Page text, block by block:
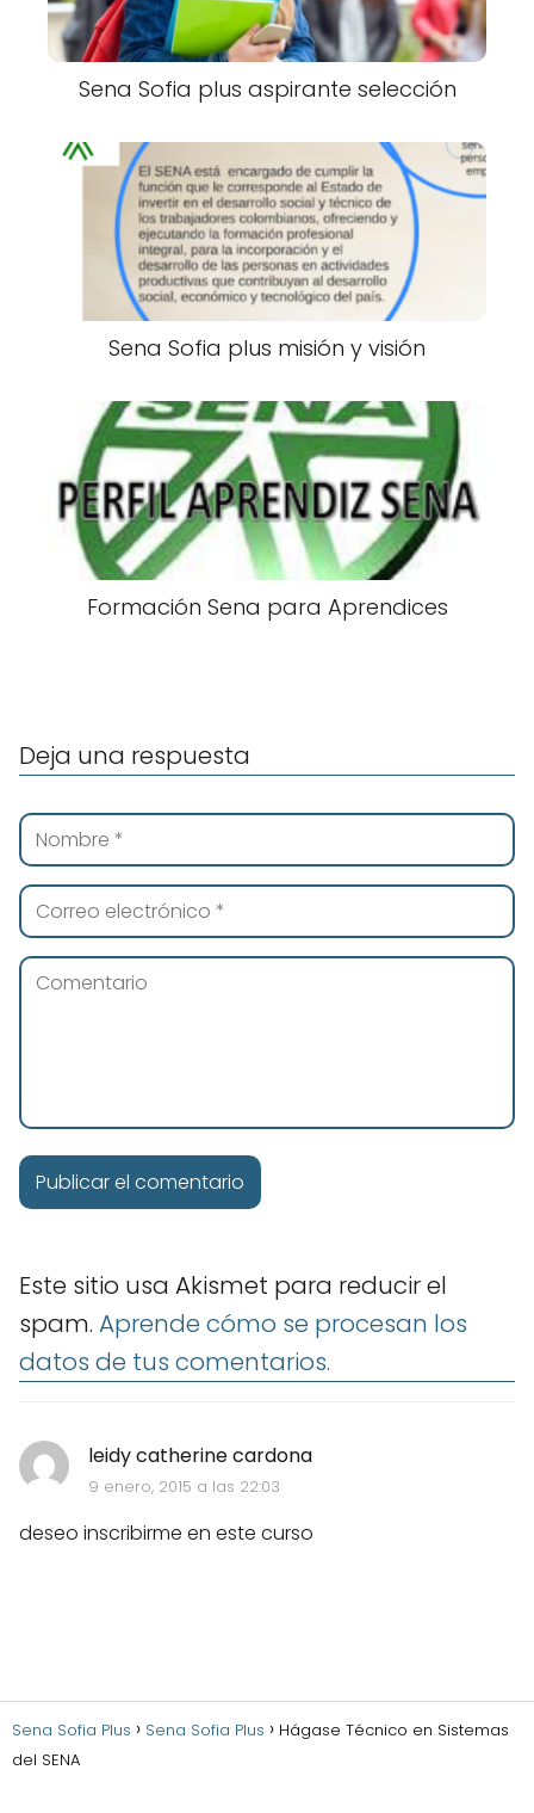
Sena Sofia plus aspirante selección
Sena Sofia plus misión y visión
Formación Sena para Aprendices
leidy catherine cardona
9 enero, 2015 a las 22:03
deseo inscribirme en este curso
Deja una respuesta
Este sitio usa Akismet para reducir el
spam. Aprende cómo se procesan los
datos de tus comentarios.
Sena Sofia Plus Sena Sofia Plus
Hágase Técnico en Sistemas
del SENA